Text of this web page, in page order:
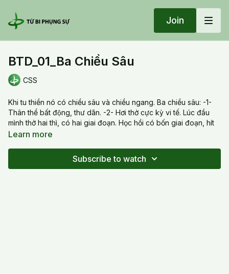
Join
BTD_01_Ba Chiều Sâu
CSS
Khi tu thiền nó có chiều sâu và chiều ngang. Ba chiều sâu: -1-
Thân thể bất động, thư dãn. -2- Hơi thở cực kỳ vi tế. Lúc đầu
mình thở hai thì, có hai giai đoạn. Học hồi có bốn giai đoạn, hít
vô , thở ra, ngừng một cách tự do chứ không phải nén. 3-Tâm
Learn more
Subscribe to watch